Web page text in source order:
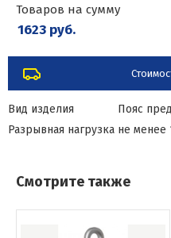
Товаров на сумму
1623 руб.
Вид изделия
Пояс
Разрывная нагрузка не менее
Смотрите также